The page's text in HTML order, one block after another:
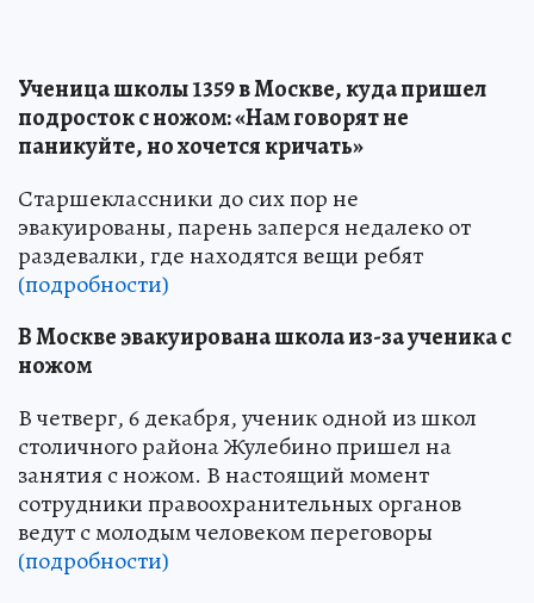
Ученица школы 1359 в Москве, куда пришел
подросток с ножом: «Нам говорят не
паникуйте, но хочется кричать»
Старшеклассники до сих пор не
эвакуированы, парень заперся недалеко от
раздевалки, где находятся вещи ребят
(подробности)
В Москве эвакуирована школа из-за ученика с
ножом
В четверг, 6 декабря, ученик одной из школ
столичного района Жулебино пришел на
занятия с ножом. В настоящий момент
сотрудники правоохранительных органов
ведут с молодым человеком переговоры
(подробности)